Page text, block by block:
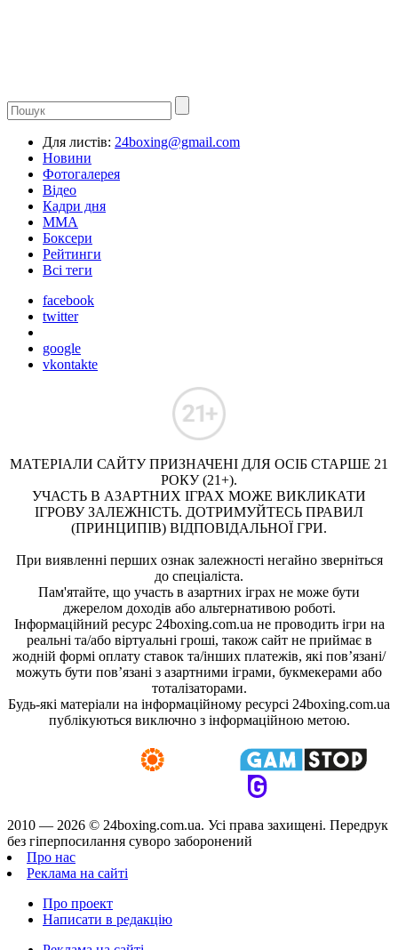
Для листів: 24boxing@gmail.com
Новини
Фотогалерея
Відео
Кадри дня
ММА
Боксери
Рейтинги
Всі теги
facebook
twitter
google
vkontakte
МАТЕРІАЛИ САЙТУ ПРИЗНАЧЕНІ ДЛЯ ОСІБ СТАРШЕ 21
РОКУ (21+).
УЧАСТЬ В АЗАРТНИХ ІГРАХ МОЖЕ ВИКЛИКАТИ
ІГРОВУ ЗАЛЕЖНІСТЬ. ДОТРИМУЙТЕСЬ ПРАВИЛ
(ПРИНЦИПІВ) ВІДПОВІДАЛЬНОЇ ГРИ.
При виявленні перших ознак залежності негайно зверніться
до спеціаліста.
Пам'ятайте, що участь в азартних іграх не може бути
джерелом доходів або альтернативою роботі.
Інформаційний ресурс 24boxing.com.ua не проводить ігри на
реальні та/або віртуальні гроші, також сайт не приймає в
жодній формі оплату ставок та/інших платежів, які пов’язані/
можуть бути пов’язані з азартними іграми, букмекерами або
тоталізаторами.
Будь-які матеріали на інформаційному ресурсі 24boxing.com.ua
публікуються виключно з інформаційною метою.
2010 — 2026 © 24boxing.com.ua. Усi права захищенi. Передрук
без гіперпосилання суворо заборонений
Про нас
Реклама на сайті
Про проект
Написати в редакцію